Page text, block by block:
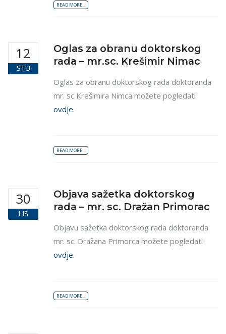
READ MORE...
12
STU
Oglas za obranu doktorskog
rada – mr.sc. Krešimir Nimac
Oglas za obranu doktorskog rada doktoranda
mr. sc Krešimira Nimca možete pogledati
ovdje.
READ MORE...
30
LIS
Objava sažetka doktorskog
rada – mr. sc. Dražan Primorac
Objavu sažetka doktorskog rada doktoranda
mr. sc. Dražana Primorca možete pogledati
ovdje.
READ MORE...